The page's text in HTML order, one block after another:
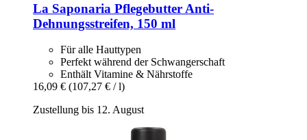
La Saponaria Pflegebutter Anti-​
Dehnungsstreifen, 150 ml
Für alle Hauttypen
Perfekt während der Schwangerschaft
Enthält Vitamine & Nährstoffe
16,09 € (107,27 € / l)
Zustellung bis 12. August